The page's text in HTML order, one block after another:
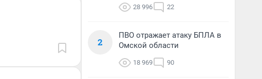
28 996 22
2
ПВО отражает атаку БПЛА в
Омской области
18 969 90